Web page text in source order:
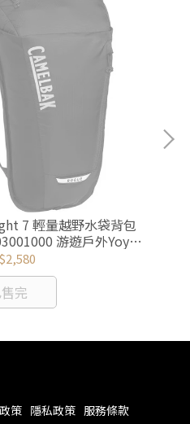
7 輕量越野水袋背包
游遊戶外Yoyo
完
策 隱私政策 服務條款